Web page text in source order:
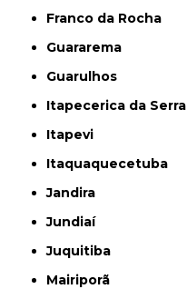
Franco da Rocha
Guararema
Guarulhos
Itapecerica da Serra
Itapevi
Itaquaquecetuba
Jandira
Jundiaí
Juquitiba
Mairiporã